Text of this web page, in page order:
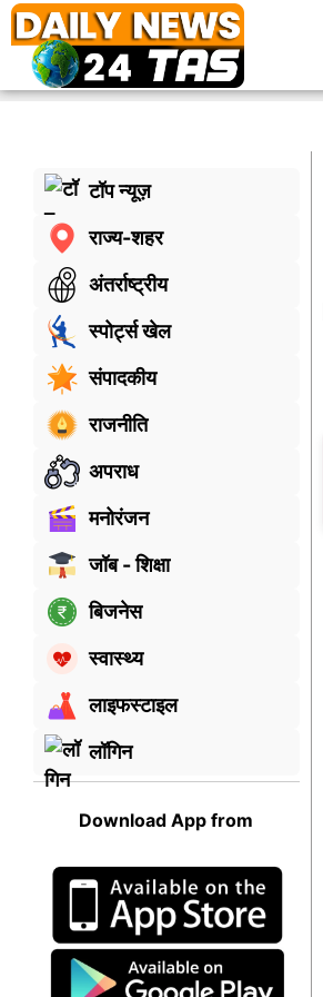
टॉप न्यूज़
राज्य-शहर
अंतर्राष्ट्रीय
स्पोर्ट्स खेल
संपादकीय
राजनीति
अपराध
मनोरंजन
जॉब - शिक्षा
बिजनेस
स्वास्थ्य
लाइफस्टाइल
लॉगिन
Download App from